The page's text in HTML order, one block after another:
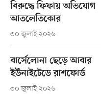
বিরুদ্ধে ফিফায় অভিযোগ
আতলেতিকোর
৩০ জুলাই ২০২৬
বার্সেলোনা ছেড়ে আবার
ইউনাইটেডে রাশফোর্ড
৩০ জুলাই ২০২৬